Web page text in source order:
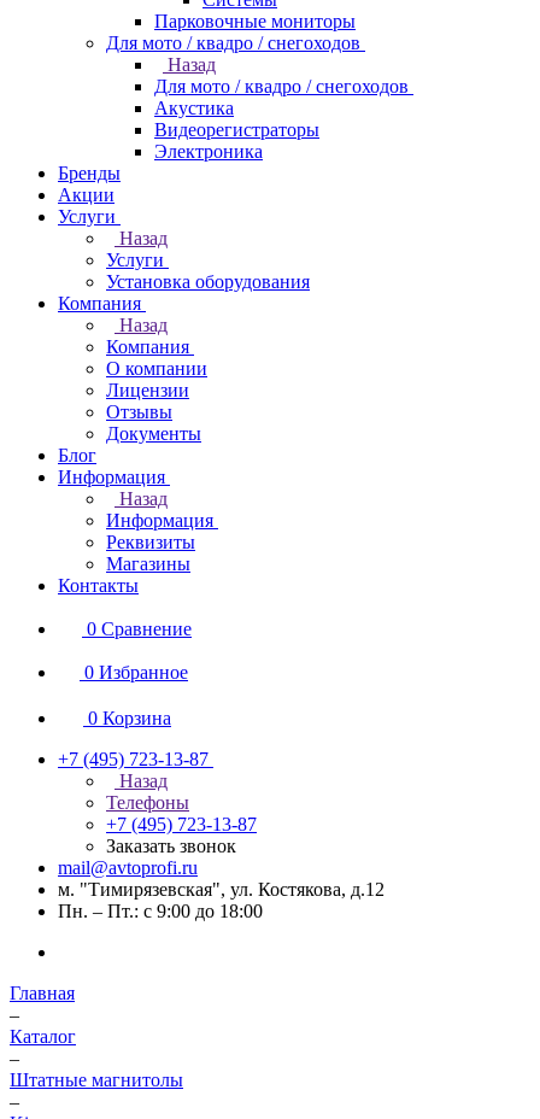
Парковочные мониторы
Для мото / квадро / снегоходов
Назад
Для мото / квадро / снегоходов
Акустика
Видеорегистраторы
Электроника
Бренды
Акции
Услуги
Назад
Услуги
Установка оборудования
Компания
Назад
Компания
О компании
Лицензии
Отзывы
Документы
Блог
Информация
Назад
Информация
Реквизиты
Магазины
Контакты
0 Сравнение
0 Избранное
0 Корзина
+7 (495) 723-13-87
Назад
Телефоны
+7 (495) 723-13-87
Заказать звонок
mail@avtoprofi.ru
м. "Тимирязевская", ул. Костякова, д.12
Пн. – Пт.: с 9:00 до 18:00
Главная
–
Каталог
–
Штатные магнитолы
–